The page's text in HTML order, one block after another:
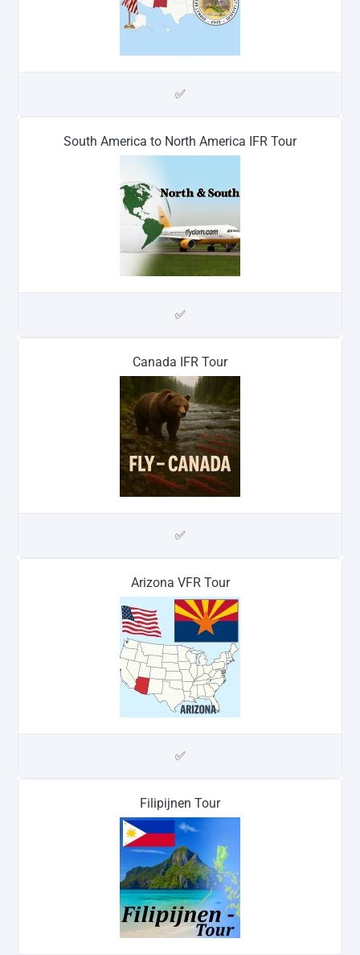
✅
South America to North America IFR Tour
✅
Canada IFR Tour
✅
Arizona VFR Tour
✅
Filipijnen Tour